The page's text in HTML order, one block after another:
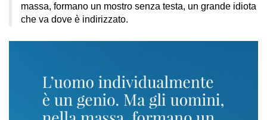
massa, formano un mostro senza testa, un grande idiota
che va dove è indirizzato.